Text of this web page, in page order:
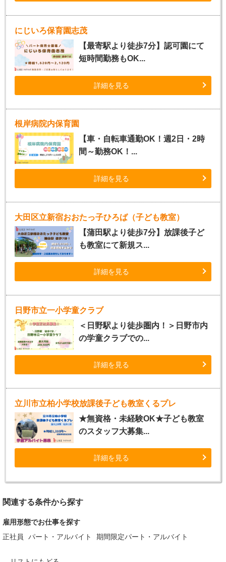
にじいろ保育園志茂
【最寄駅より徒歩7分】認可園にて
短時間勤務もOK...
詳細を見る
根岸病院内保育園
【車・自転車通勤OK！週2日・2時
間～勤務OK！...
詳細を見る
大田区立新宿おおたっ子ひろば（子ども教室）
【蒲田駅より徒歩7分】放課後子ど
も教室にて新規ス...
詳細を見る
日野市立一小学童クラブ
＜日野駅より徒歩圏内！＞日野市内
の学童クラブでの...
詳細を見る
立川市立柏小学校放課後子ども教室くるプレ
★無資格・未経験OK★子ども教室
のスタッフ大募集...
詳細を見る
関連する条件から探す
雇用形態でお仕事を探す
正社員
パート・アルバイト 期間限定パート・アルバイト